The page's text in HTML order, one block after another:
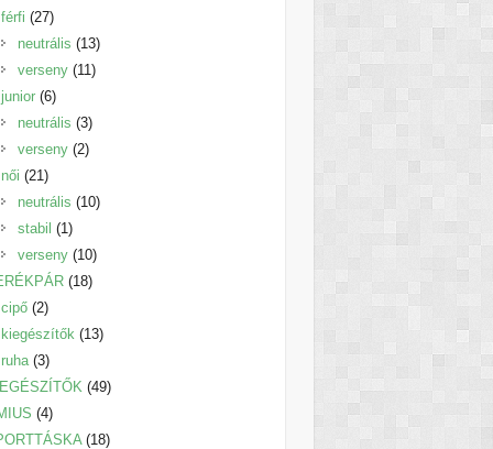
férfi 2727
termék
neutrális 1313
termék
verseny 1111
junior 66
termék
neutrális 33
termék
verseny 22
női 2121
termék
neutrális 1010
stabil 11
termék
verseny 1010
termék
1818
cipő 22
termék
kiegészítők 1313
ruha 33
termék 4949
44
termék1818